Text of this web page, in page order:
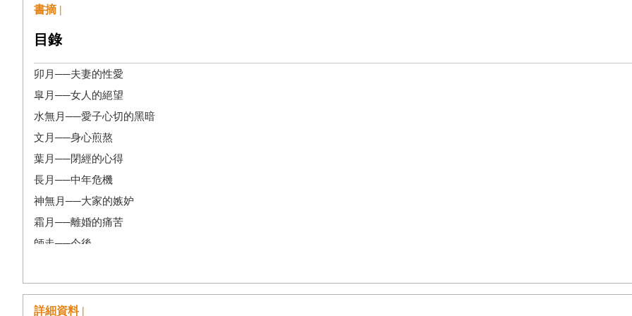
書摘 |
目錄
卯月──夫妻的性愛
皐月──女人的絕望
水無月──愛子心切的黑暗
文月──身心煎熬
葉月──閉經的心得
長月──中年危機
神無月──大家的嫉妒
霜月──離婚的痛苦
師走──今後
如月──色情的東西
彌生──最後是照護
詳細資料 |